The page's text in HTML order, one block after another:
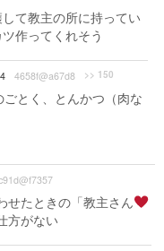
て教主の所に持ってい
作ってくれそう
4658f@a67d8 >> 150
とく、とんかつ（肉な
せたときの「教主さん
方がない